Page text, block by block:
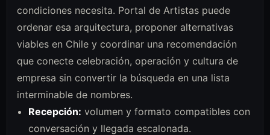
condiciones necesita. Portal de Artistas puede
ordenar esa arquitectura, proponer alternativas
viables en Chile y coordinar una recomendación
que conecte celebración, operación y cultura de
empresa sin convertir la búsqueda en una lista
interminable de nombres.
Recepción: volumen y formato compatibles con
conversación y llegada escalonada.